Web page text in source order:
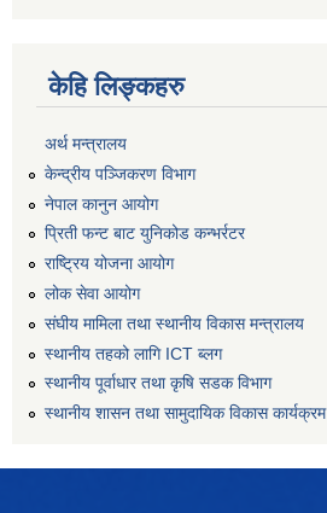
केहि लिङ्कहरु
अर्थ मन्त्रालय
केन्द्रीय पञ्जिकरण विभाग
नेपाल कानुन आयोग
प्रिती फन्ट बाट युनिकोड कन्भर्रटर
राष्ट्रिय योजना आयोग
लोक सेवा आयोग
संघीय मामिला तथा स्थानीय विकास मन्त्रालय
स्थानीय तहको लागि ICT ब्लग
स्थानीय पूर्वाधार तथा कृषि सडक विभाग
स्थानीय शासन तथा सामुदायिक विकास कार्यक्रम